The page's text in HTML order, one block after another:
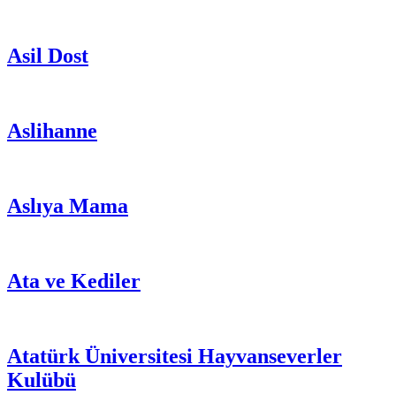
Asil Dost
Aslihanne
Aslıya Mama
Ata ve Kediler
Atatürk Üniversitesi Hayvanseverler
Kulübü